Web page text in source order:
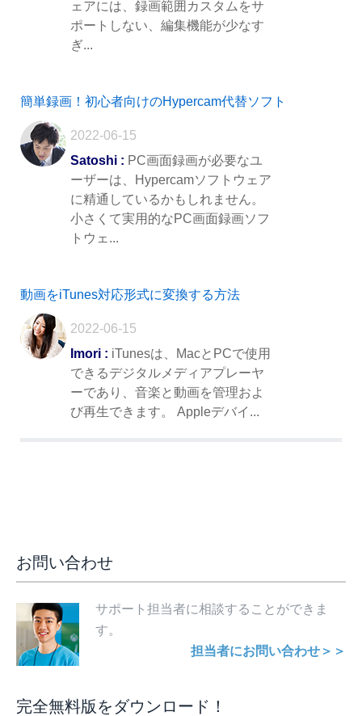
ェアには、録画範囲カスタムをサ
ポートしない、編集機能が少なす
ぎ...
簡単録画！初心者向けのHypercam代替ソフト
2022-06-15
Satoshi : PC画面録画が必要なユ
ーザーは、Hypercamソフトウェア
に精通しているかもしれません。
小さくて実用的なPC画面録画ソフ
トウェ...
動画をiTunes対応形式に変換する方法
2022-06-15
Imori : iTunesは、MacとPCで使用
できるデジタルメディアプレーヤ
ーであり、音楽と動画を管理およ
び再生できます。 Appleデバイ...
お問い合わせ
サポート担当者に相談することができま
す。
担当者にお問い合わせ＞＞
完全無料版をダウンロード！